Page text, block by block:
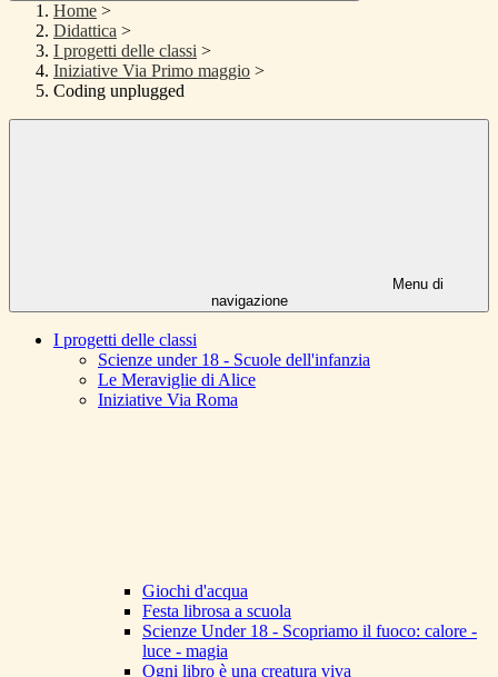
Home >
Didattica >
I progetti delle classi >
Iniziative Via Primo maggio >
Coding unplugged
Menu di
navigazione
I progetti delle classi
Scienze under 18 - Scuole dell'infanzia
Le Meraviglie di Alice
Iniziative Via Roma
Giochi d'acqua
Festa librosa a scuola
Scienze Under 18 - Scopriamo il fuoco: calore -
luce - magia
Ogni libro è una creatura viva